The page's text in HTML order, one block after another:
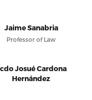
Jaime Sanabria
Professor of Law
Josué Cardona
Hernández